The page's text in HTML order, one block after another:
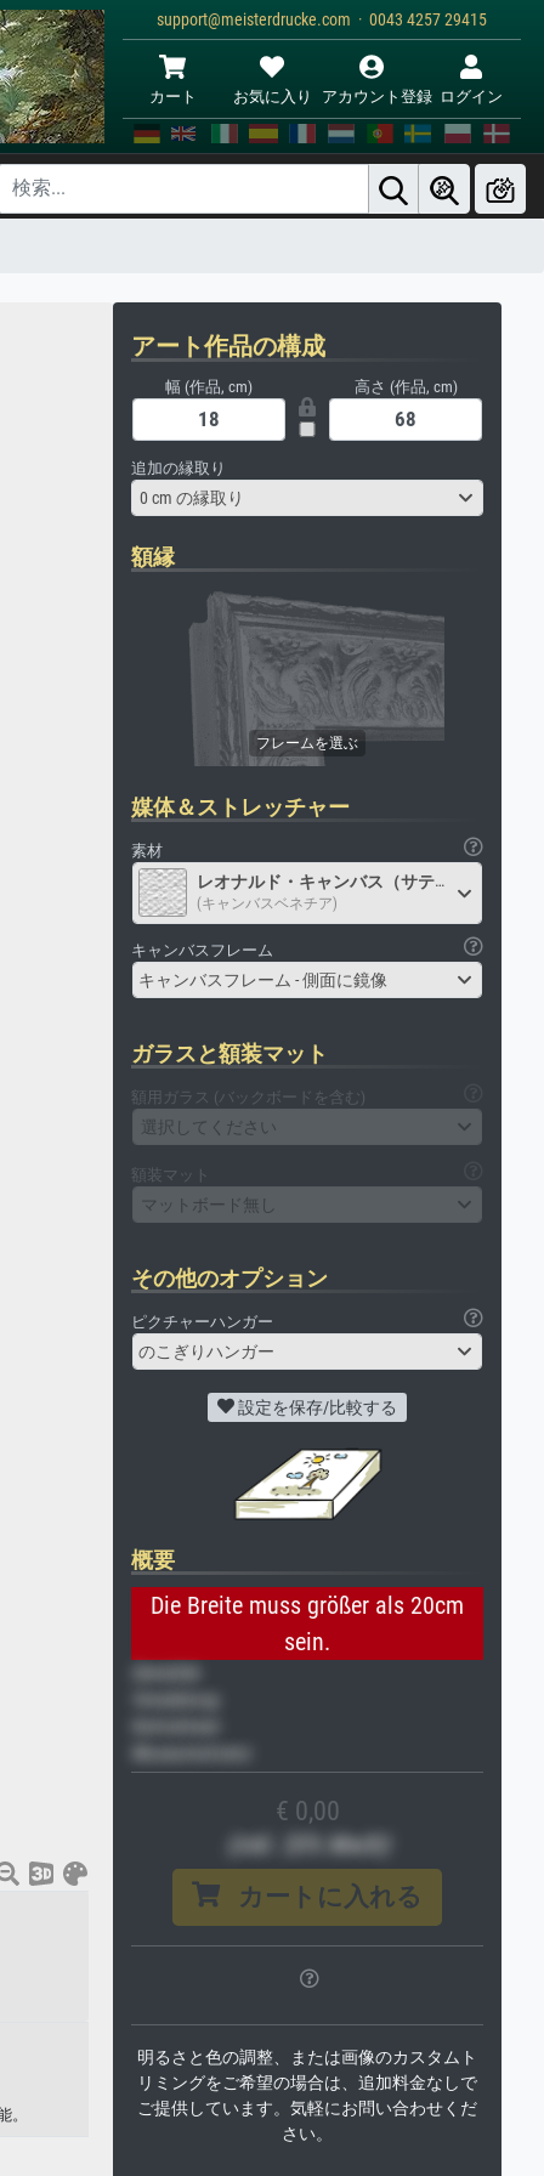
support@meisterdrucke.com · 0043 4257 29415
カート お気に入り アカウント登録 ログイン
。
アート作品の構成
幅 (作品, cm) 高さ (作品, cm)
追加の縁取り
0 cm の縁取り
額縁
媒体＆ストレッチャー
素材
レオナルド・キャンバス（サテン）
(キャンバスベネチア)
キャンバスフレーム
キャンバスフレーム - 側面に鏡像
ガラスと額装マット
額用ガラス (バックボードを含む)
選択してください
額装マット
マットボード無し
その他のオプション
ピクチャーハンガー
のこぎりハンガー
設定を保存/比較する
概要
Die Breite muss größer als 20cm
sein.
Veredelung
Museumslizenz
€ 0,00
(inkl. 20% MwSt)
カートに入れる
明るさと色の調整、または画像のカスタムト
リミングをご希望の場合は、追加料金なしで
ご提供しています。気軽にお問い合わせくだ
さい。